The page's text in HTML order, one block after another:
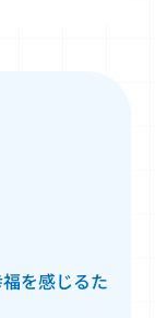
を感じるた